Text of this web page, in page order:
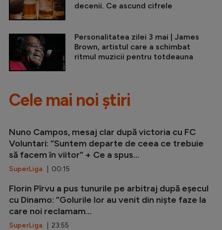
decenii. Ce ascund cifrele
Personalitatea zilei 3 mai | James
Brown, artistul care a schimbat
ritmul muzicii pentru totdeauna
Cele mai noi știri
Nuno Campos, mesaj clar după victoria cu FC
Voluntari: ”Suntem departe de ceea ce trebuie
să facem în viitor” + Ce a spus...
SuperLiga | 00:15
Florin Pîrvu a pus tunurile pe arbitraj după eșecul
cu Dinamo: ”Golurile lor au venit din niște faze la
care noi reclamam...
SuperLiga | 23:55